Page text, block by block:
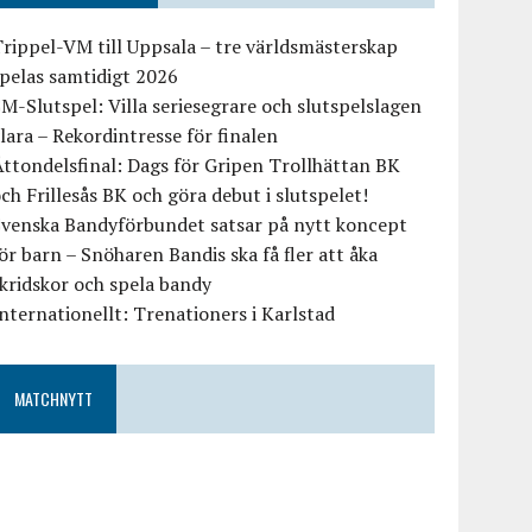
VM till Uppsala – tre världsmästerskap
samtidigt 2026
Slutspel: Villa seriesegrare och slutspelslagen
– Rekordintresse för finalen
Dags för Gripen Trollhättan BK
Frillesås BK och göra debut i slutspelet!
Bandyförbundet satsar på nytt koncept
barn – Snöharen Bandis ska få fler att åka
och spela bandy
Trenationers i Karlstad
MATCHNYTT